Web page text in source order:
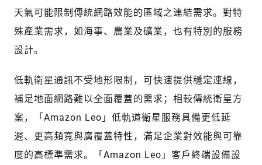
天氣可能限制傳統網路效能的區域之連結需求。對特
殊產業需求，如海事、農業及礦業，也有特別的服務
設計。
低軌衛星通訊不受地形限制，可快速提供穩定連線，
補足地面網路難以全面覆蓋的需求；相較傳統衛星方
案，「Amazon Leo」低軌道衛星服務具備更低延
遲、更高頻寬與廣覆蓋特性，滿足企業對效能與可靠
度的高標準需求。「Amazon Leo」客戶終端設備設